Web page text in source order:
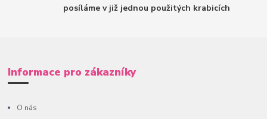
posíláme v již jednou použitých krabicích
Informace pro zákazníky
O nás